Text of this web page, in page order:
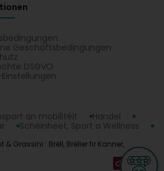
Geschäftsbedingungen
DSGVO
an mobilitéit
Handel
Schéinheet, Sport a Wellness
Grassini : Brëll, Brëller fir Kanner,